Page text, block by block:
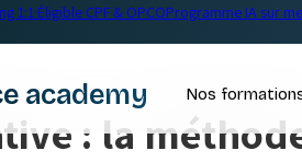
1:1·Éligible CPF & OPCOProgramme IA sur
academy Nos
: la